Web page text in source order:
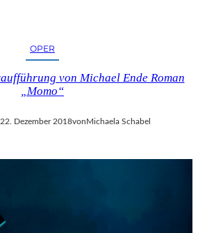
N
G
OPER
von Michael Ende Roman
„Momo“
22. Dezember 2018vonMichaela Schabel